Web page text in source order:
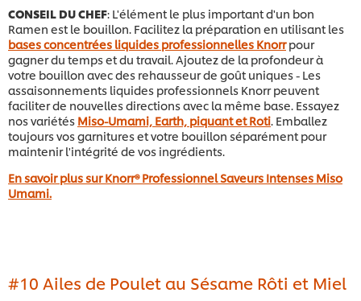
CONSEIL DU CHEF: L'élément le plus important d'un bon
Ramen est le bouillon. Facilitez la préparation en utilisant les
bases concentrées liquides professionnelles Knorrpour
gagner du temps et du travail. Ajoutez de la profondeur à
votre bouillon avec des rehausseur de goût uniques - Les
assaisonnements liquides professionnels Knorr peuvent
faciliter de nouvelles directions avec la même base. Essayez
nos variétés Miso-Umami, Earth, piquant et Roti. Emballez
toujours vos garnitures et votre bouillon séparément pour
maintenir l'intégrité de vos ingrédients.
En savoir plus sur Knorr® Professionnel Saveurs Intenses Miso
Umami.
#10 Ailes de Poulet au Sésame Rôti et Miel